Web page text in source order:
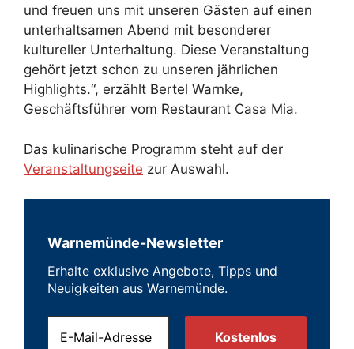
und freuen uns mit unseren Gästen auf einen
unterhaltsamen Abend mit besonderer
kultureller Unterhaltung. Diese Veranstaltung
gehört jetzt schon zu unseren jährlichen
Highlights.“, erzählt Bertel Warnke,
Geschäftsführer vom Restaurant Casa Mia.
Das kulinarische Programm steht auf der
Veranstaltungseite zur Auswahl.
Warnemünde-Newsletter
Erhalte exklusive Angebote, Tipps und
Neuigkeiten aus Warnemünde.